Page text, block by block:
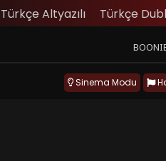
Türkçe Altyazılı Türkçe
Sinema Modu